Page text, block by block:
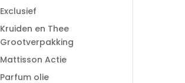
Exclusief
Kruiden en Thee
Grootverpakking
Mattisson Actie
Parfum olie